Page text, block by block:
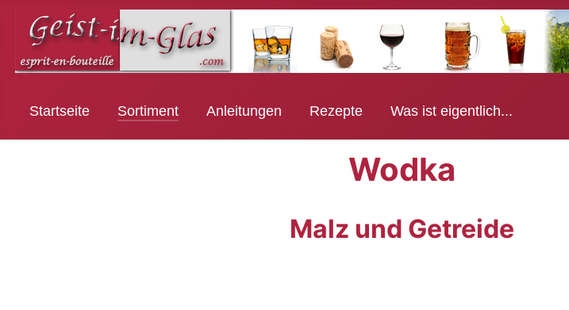
Startseite Sortiment Anleitungen Rezepte Was ist eigentlich...
Wodka
Malz und Getreide